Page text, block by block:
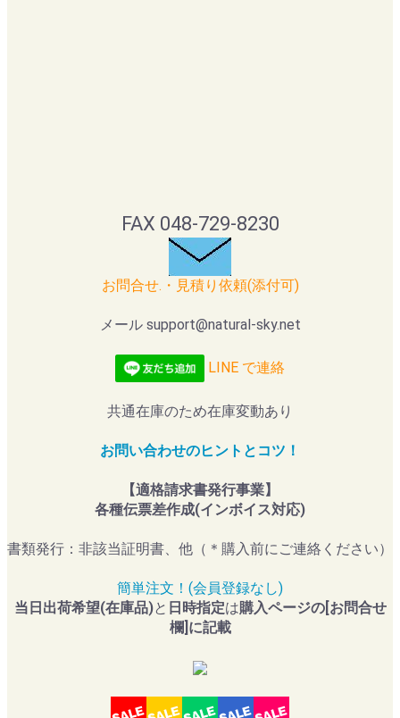
FAX 048-729-8230
お問合せ.・見積り依頼(添付可)
メール support@natural-sky.net
LINE で連絡
共通在庫のため在庫変動あり
お問い合わせのヒントとコツ！
【適格請求書発行事業】
各種伝票差作成(インボイス対応)
書類発行：非該当証明書、他（＊購入前にご連絡ください）
簡単注文！(会員登録なし)
当日出荷希望(在庫品)と 日時指定は購入ページの[お問合せ
欄]に記載